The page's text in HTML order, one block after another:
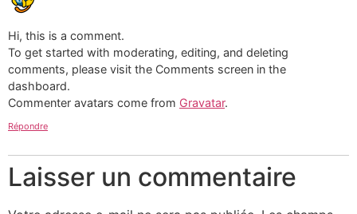
Hi, this is a comment.
To get started with moderating, editing, and deleting
comments, please visit the Comments screen in the
dashboard.
Commenter avatars come from Gravatar.
Répondre
Laisser un commentaire